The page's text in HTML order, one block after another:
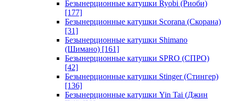
Безынерционные катушки Ryobi (Риоби)
[177]
Безынерционные катушки Scorana (Скорана)
[31]
Безынерционные катушки Shimano
(Шимано) [161]
Безынерционные катушки SPRO (СПРО)
[42]
Безынерционные катушки Stinger (Стингер)
[136]
Безынерционные катушки Yin Tai (Джин